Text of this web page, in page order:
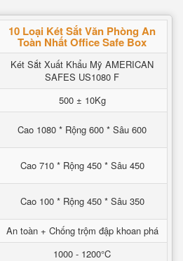
10 Loại Két Sắt Văn Phòng An
Toàn Nhất Office Safe Box
Két Sắt Xuất Khẩu Mỹ AMERICAN
SAFES US1080 F
500 ± 10Kg
Cao 1080 * Rộng 600 * Sâu 600
Cao 710 * Rộng 450 * Sâu 450
Cao 100 * Rộng 450 * Sâu 350
An toàn + Chống trộm đập khoan phá
1000 - 1200°C